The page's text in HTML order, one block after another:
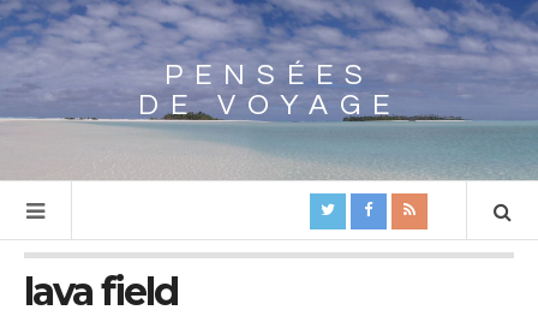
Array
PENSÉES
DE VOYAGE
lava field